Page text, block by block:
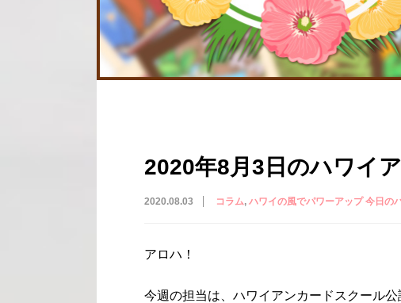
2020年8月3日のハワイ
2020.08.03 コラム ハワイの風でパワーアップ 今日の
アロハ！
今週の担当は、ハワイアンカードスクール